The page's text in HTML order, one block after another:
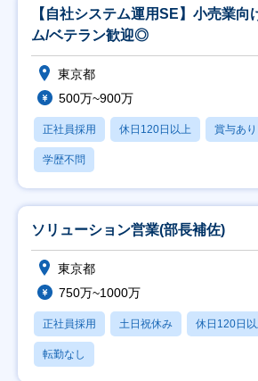
【自社システム運用SE】小売業向
ム/ベテラン歓迎◎
東京都
500万~900万
正社員採用 休日120日以上 賞与あり
学歴不問
ソリューション営業(部長補佐)
東京都
750万~1000万
正社員採用 土日祝休み 休日120日
転勤なし